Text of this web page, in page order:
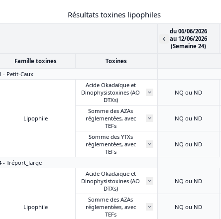
Résultats toxines lipophiles
du 06/06/2026
au 12/06/2026
(Semaine 24)
Famille toxines Toxines
- Petit-Caux
Lipophile
Acide Okadaïque et
Dinophysistoxines (AO
DTXs)
NQ ou ND
Somme des AZAs
réglementées, avec
TEFs
NQ ou ND
Somme des YTXs
réglementées, avec
TEFs
NQ ou ND
- Tréport_large
Lipophile
Acide Okadaïque et
Dinophysistoxines (AO
DTXs)
NQ ou ND
Somme des AZAs
réglementées, avec
TEFs
NQ ou ND